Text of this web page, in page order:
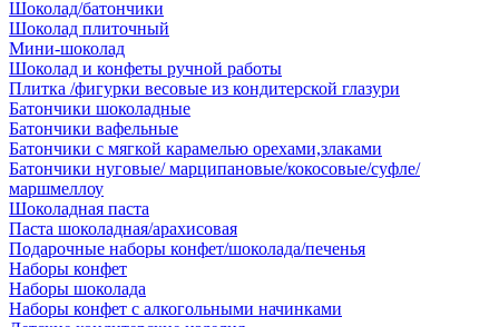
Шоколад/батончики
Шоколад плиточный
Мини-шоколад
Шоколад и конфеты ручной работы
Плитка /фигурки весовые из кондитерской глазури
Батончики шоколадные
Батончики вафельные
Батончики с мягкой карамелью орехами,злаками
Батончики нуговые/ марципановые/кокосовые/суфле/
маршмеллоу
Шоколадная паста
Паста шоколадная/арахисовая
Подарочные наборы конфет/шоколада/печенья
Наборы конфет
Наборы шоколада
Наборы конфет с алкогольными начинками